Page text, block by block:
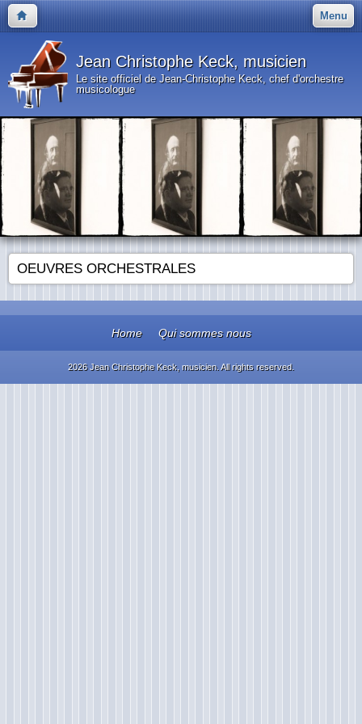
Menu
Jean Christophe Keck, musicien
Le site officiel de Jean-Christophe Keck, chef d'orchestre
musicologue
OEUVRES ORCHESTRALES
Home Qui sommes nous
2026 Jean Christophe Keck, musicien. All rights reserved.